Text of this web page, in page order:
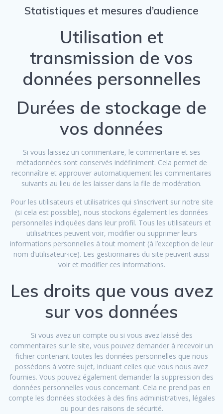
Statistiques et mesures d’audience
Utilisation et
transmission de vos
données personnelles
Durées de stockage de
vos données
Si vous laissez un commentaire, le commentaire et ses
métadonnées sont conservés indéfiniment. Cela permet de
reconnaître et approuver automatiquement les commentaires
suivants au lieu de les laisser dans la file de modération.
Pour les utilisateurs et utilisatrices qui s’inscrivent sur notre site
(si cela est possible), nous stockons également les données
personnelles indiquées dans leur profil. Tous les utilisateurs et
utilisatrices peuvent voir, modifier ou supprimer leurs
informations personnelles à tout moment (à l’exception de leur
nom d’utilisateur·ice). Les gestionnaires du site peuvent aussi
voir et modifier ces informations.
Les droits que vous avez
sur vos données
Si vous avez un compte ou si vous avez laissé des
commentaires sur le site, vous pouvez demander à recevoir un
fichier contenant toutes les données personnelles que nous
possédons à votre sujet, incluant celles que vous nous avez
fournies. Vous pouvez également demander la suppression des
données personnelles vous concernant. Cela ne prend pas en
compte les données stockées à des fins administratives, légales
ou pour des raisons de sécurité.